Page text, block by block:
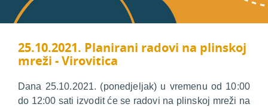
25.10.2021. Planirani radovi na plinskoj
mreži - Virovitica
Dana 25.10.2021. (ponedjeljak) u vremenu od 10:00
do 12:00 sati izvodit će se radovi na plinskoj mreži na